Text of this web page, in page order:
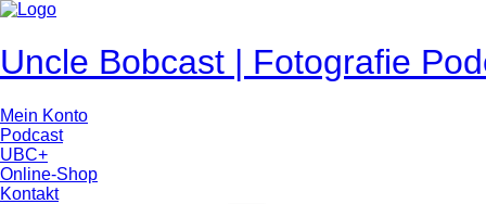
Uncle Bobcast | Fotografie
Mein Konto
Podcast
UBC+
Online-Shop
Kontakt